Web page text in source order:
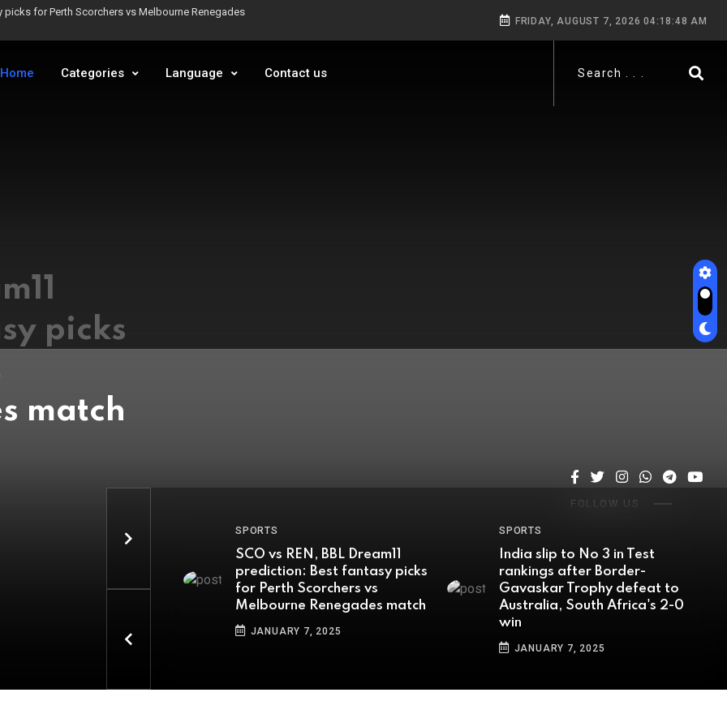
picks for Perth Scorchers vs Melbourne Renegades
picks for Perth Scorchers vs Melbourne Renegades
FRIDAY, AUGUST 7, 2026 04:18:49 AM
Home Categories Language Contact us
FOLLOW US
FOLLOW US
to
2-0
FOLLOW US
FOLLOW US
FOLLOW US
prediction: Best fantasy picks
for Perth Scorchers vs
India slip to No 3 in Test
rankings after Border-
Gavaskar Trophy defeat to
Australia, South Africa's 2-0
Shan Masood praises
Azam for stepping up to
when team lost Saim Ayub
injury at Newlands